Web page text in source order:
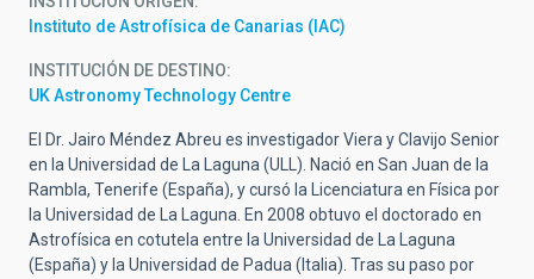
Instituto de Astrofísica de Canarias (IAC)
INSTITUCIÓN DE DESTINO
UK Astronomy Technology Centre
El Dr. Jairo Méndez Abreu es investigador Viera y Clavijo Senior
en la Universidad de La Laguna (ULL). Nació en San Juan de la
Rambla, Tenerife (España), y cursó la Licenciatura en Física por
la Universidad de La Laguna. En 2008 obtuvo el doctorado en
Astrofísica en cotutela entre la Universidad de La Laguna
(España) y la Universidad de Padua (Italia). Tras su paso por